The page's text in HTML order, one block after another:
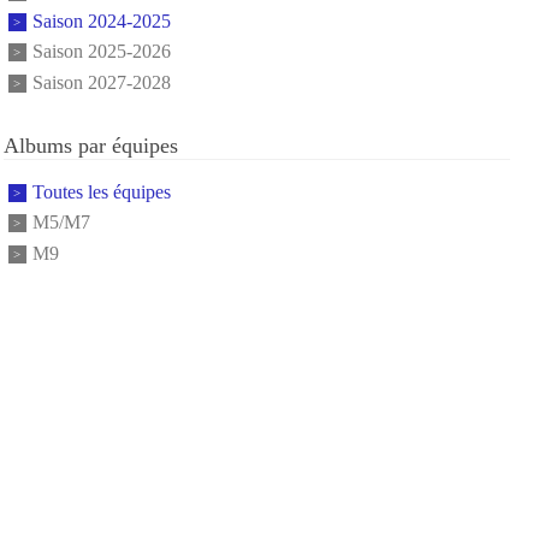
Saison 2024-2025
Saison 2025-2026
Saison 2027-2028
Albums par équipes
Toutes les équipes
M5/M7
M9